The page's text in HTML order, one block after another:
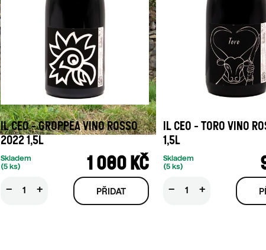
IL CEO - GROPPEA VINO ROSSO
2022 1,5L
1 080 KČ
Skladem
(5 ks)
+
−
IL CEO - TORO VINO
1,5L
Skladem
(5 ks)
+
−